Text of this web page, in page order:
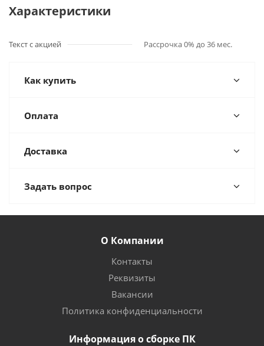
Характеристики
Текст с акцией Рассрочка 0% до 36 мес.
Как купить
Оплата
Доставка
Задать вопрос
О Компании
Контакты
Реквизиты
Вакансии
Политика конфиденциальности
Информация о сборке ПК